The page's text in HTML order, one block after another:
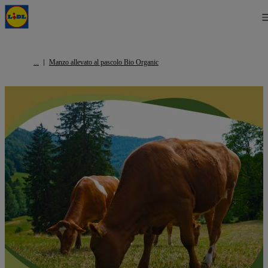
Manzo allevato al pascolo Bio Organic